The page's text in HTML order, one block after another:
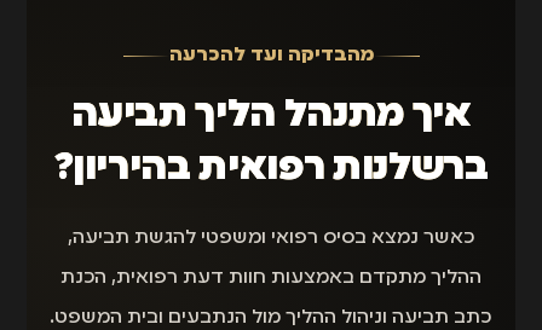
מהבדיקה ועד להכרעה
איך מתנהל הליך תביעה
ברשלנות רפואית בהיריון?
כאשר נמצא בסיס רפואי ומשפטי להגשת תביעה,
ההליך מתקדם באמצעות חוות דעת רפואית, הכנת
כתב תביעה וניהול ההליך מול הנתבעים ובית המשפט.